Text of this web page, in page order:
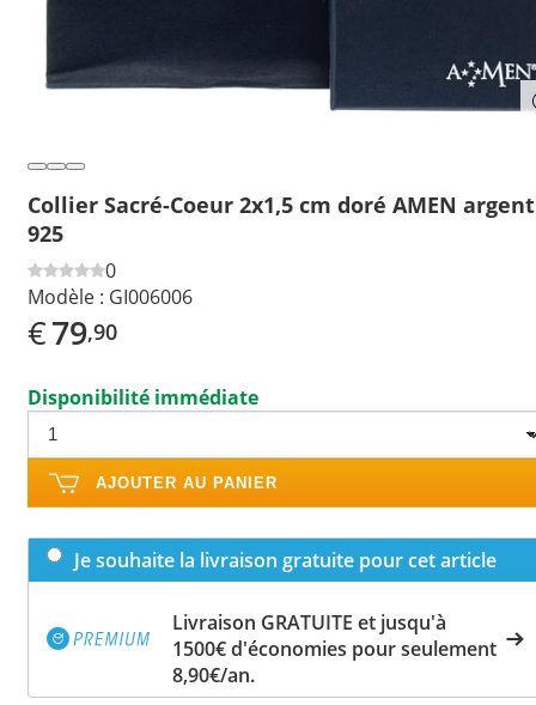
Collier Sacré-Coeur 2x1,5 cm doré AMEN argent
925
0
Modèle : GI006006
€79,90
Disponibilité immédiate
AJOUTER AU PANIER
Je souhaite la livraison gratuite pour cet article
Livraison GRATUITE et jusqu'à
1500€ d'économies pour seulement
8,90€/an.